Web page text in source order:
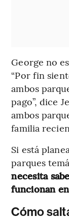
George no
“Por fin
ambos
pago”, dice
ambos
familia
Si está
parques
necesita
funcionan
Cómo